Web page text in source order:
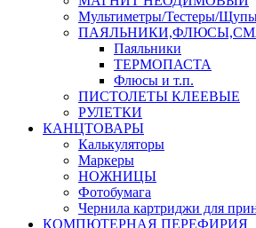
Мультиметры/Тестеры/
Паяльники
ТЕРМОПАСТА
Флюсы и т.п.
ПИСТОЛЕТЫ КЛЕЕВЫЕ
РУЛЕТКИ
КАНЦТОВАРЫ
Калькуляторы
Маркеры
НОЖНИЦЫ
Фотобумага
Чернила картриджи для
КОМПЮТЕРНАЯ ПЕРЕФИРИЯ